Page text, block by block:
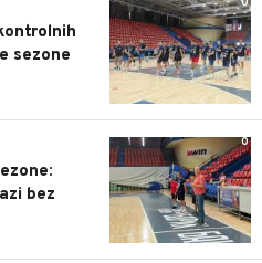
0
sezone
0
bez